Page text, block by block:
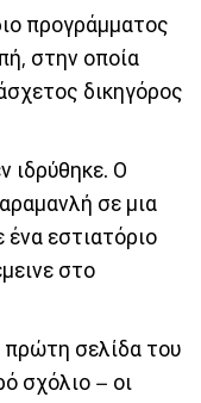
προγράμματος
στην οποία
δικηγόρος
ιδρύθηκε. Ο
σε μια
εστιατόριο
στο
σελίδα του
σχόλιο – οι